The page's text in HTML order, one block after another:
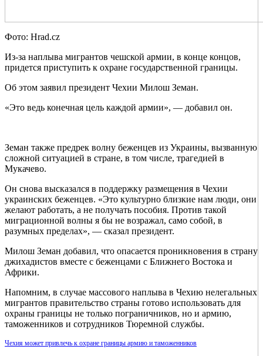
Фото: Hrad.cz
Из-за наплыва мигрантов чешской армии, в конце концов,
придется приступить к охране государственной границы.
Об этом заявил президент Чехии Милош Земан.
«Это ведь конечная цель каждой армии», — добавил он.
Земан также предрек волну беженцев из Украины, вызванную
сложной ситуацией в стране, в том числе, трагедией в
Мукачево.
Он снова высказался в поддержку размещения в Чехии
украинских беженцев. «Это культурно близкие нам люди, они
желают работать, а не получать пособия. Против такой
миграционной волны я бы не возражал, само собой, в
разумных пределах», — сказал президент.
Милош Земан добавил, что опасается проникновения в страну
джихадистов вместе с беженцами с Ближнего Востока и
Африки.
Напомним, в случае массового наплыва в Чехию нелегальных
мигрантов правительство страны готово использовать для
охраны границы не только пограничников, но и армию,
таможенников и сотрудников Тюремной службы.
Чехия может привлечь к охране границы армию и таможенников